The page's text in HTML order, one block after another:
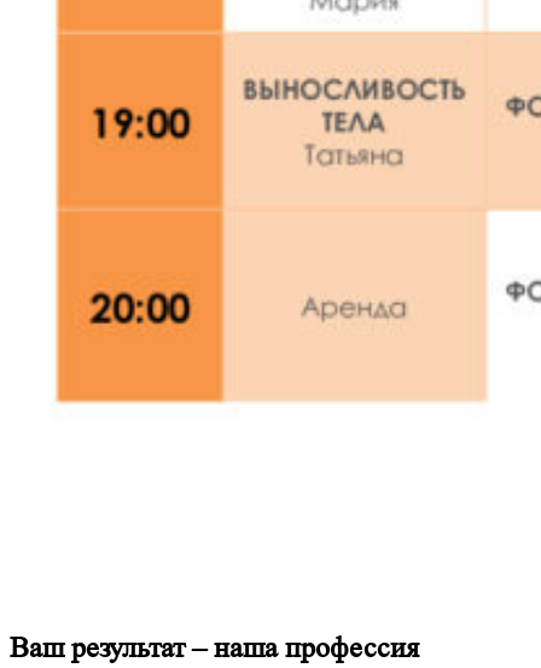
Ваш результат– наша профессия